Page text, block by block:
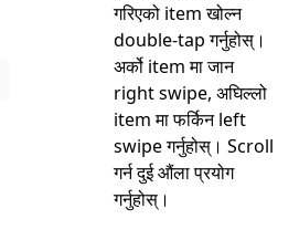
गरिएको item खोल्न
double-tap गर्नुहोस्।
अर्को item मा जान
right swipe, अघिल्लो
item मा फर्किन left
swipe गर्नुहोस्। Scroll
गर्न दुई औंला प्रयोग
गर्नुहोस्।